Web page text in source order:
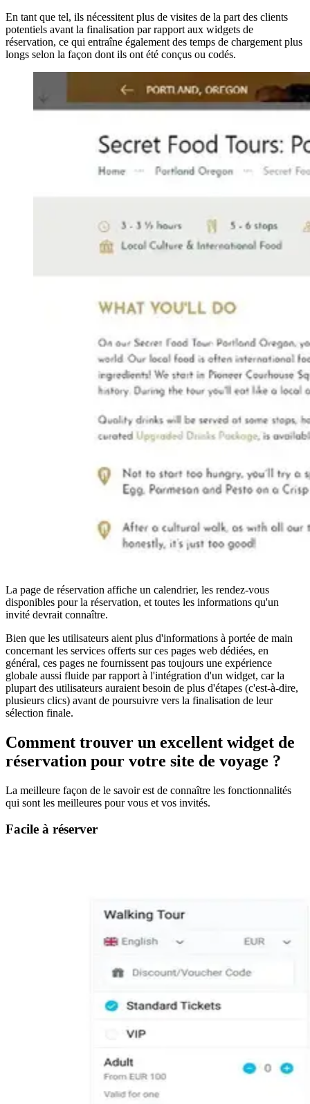
En tant que tel, ils nécessitent plus de visites de la part des clients
potentiels avant la finalisation par rapport aux widgets de
réservation, ce qui entraîne également des temps de chargement plus
longs selon la façon dont ils ont été conçus ou codés.
La page de réservation affiche un calendrier, les rendez-vous
disponibles pour la réservation, et toutes les informations qu'un
invité devrait connaître.
Bien que les utilisateurs aient plus d'informations à portée de main
concernant les services offerts sur ces pages web dédiées, en
général, ces pages ne fournissent pas toujours une expérience
globale aussi fluide par rapport à l'intégration d'un widget, car la
plupart des utilisateurs auraient besoin de plus d'étapes (c'est-à-dire,
plusieurs clics) avant de poursuivre vers la finalisation de leur
sélection finale.
Comment trouver un excellent widget de
réservation pour votre site de voyage ?
La meilleure façon de le savoir est de connaître les fonctionnalités
qui sont les meilleures pour vous et vos invités.
Facile à réserver